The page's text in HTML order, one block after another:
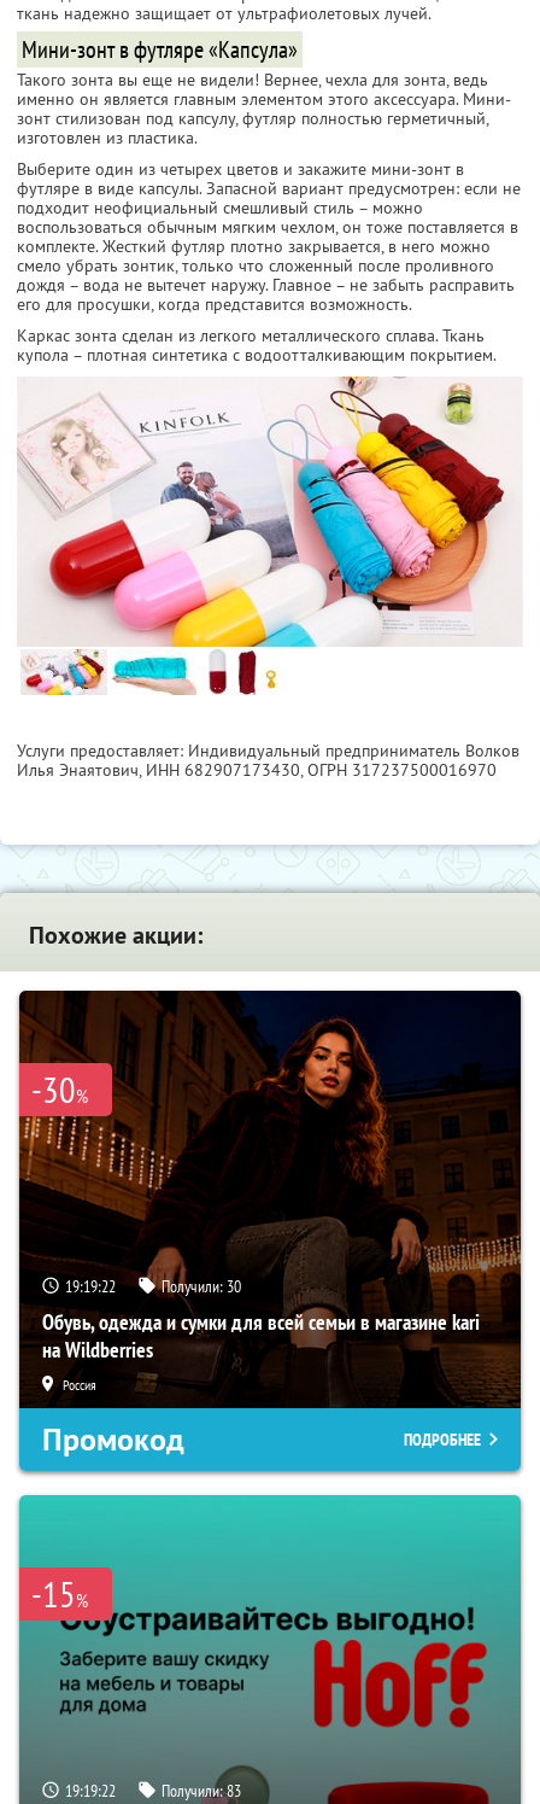
ткань надежно защищает от ультрафиолетовых лучей.
Мини-зонт в футляре «Капсула»
Такого зонта вы еще не видели! Вернее, чехла для зонта, ведь
именно он является главным элементом этого аксессуара. Мини-
зонт стилизован под капсулу, футляр полностью герметичный,
изготовлен из пластика.
Выберите один из четырех цветов и закажите мини-зонт в
футляре в виде капсулы. Запасной вариант предусмотрен: если не
подходит неофициальный смешливый стиль – можно
воспользоваться обычным мягким чехлом, он тоже поставляется в
комплекте. Жесткий футляр плотно закрывается, в него можно
смело убрать зонтик, только что сложенный после проливного
дождя – вода не вытечет наружу. Главное – не забыть расправить
его для просушки, когда представится возможность.
Каркас зонта сделан из легкого металлического сплава. Ткань
купола – плотная синтетика с водоотталкивающим покрытием.
Услуги предоставляет: Индивидуальный предприниматель Волков
Илья Энаятович, ИНН 682907173430, ОГРН 317237500016970
Похожие акции:
-30%
19:19:21 Получили: 30
Обувь, одежда и сумки для всей семьи в магазине kari
на Wildberries
Россия
Промокод ПОДРОБНЕЕ
-15%
19:19:21 Получили:83